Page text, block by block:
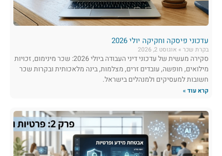
עדכוני פיסקה וחקיקה יולי 2026
בקרת שכר אוגוסט 2, 2026
סקירה מעשית של עדכוני דיני העבודה ביולי 2026: שכר מינימום, זכויות
מילואים, חופשה, עובדים זרים, מצלמות, בינה מלאכותית ובקרות שכר
חשובות למעסיקים ולמנהלים בישראל.
קרא עוד »